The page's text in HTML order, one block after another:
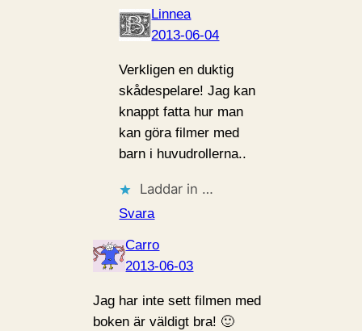
Linnea
2013-06-04
Verkligen en duktig
skådespelare! Jag kan
knappt fatta hur man
kan göra filmer med
barn i huvudrollerna..
Laddar in …
Svara
Carro
2013-06-03
Jag har inte sett filmen med
boken är väldigt bra! 🙂